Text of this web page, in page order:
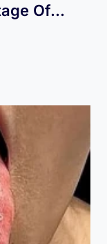
Of...